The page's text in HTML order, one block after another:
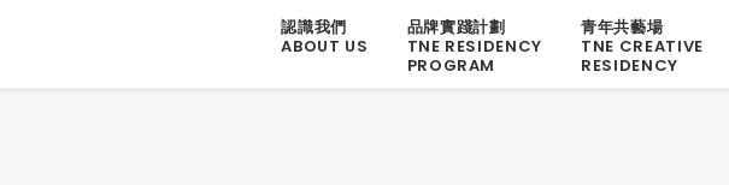
認識我們
ABOUT US
品牌實踐計劃
TNE RESIDENCY
PROGRAM
青年共藝場
TNE CREATIVE
RESIDENCY